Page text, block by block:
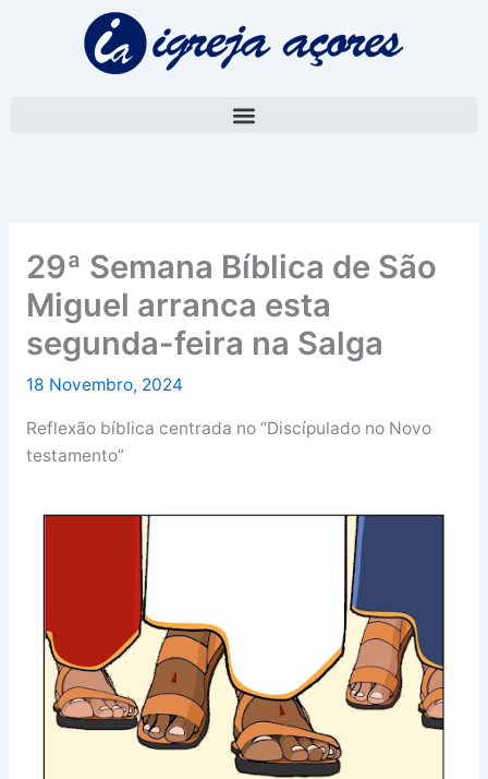
29ª Semana Bíblica de São
Miguel arranca esta
segunda-feira na Salga
18 Novembro, 2024
Reflexão bíblica centrada no “Discípulado no Novo
testamento”